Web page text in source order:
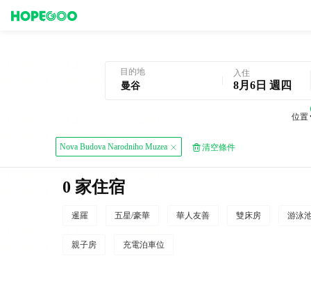
目的地 入住
8月6日 週四
位置
Nova Budova Narodniho Muzea 清空條件
0 家住宿
暹羅 五星/豪華 華人友善 雙床房 游泳
親子房 充電泊車位